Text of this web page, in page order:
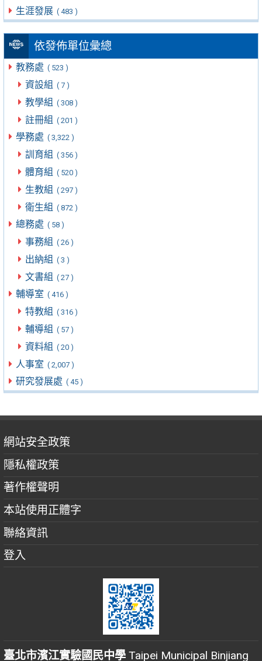
生涯發展 ( 483 )
依發佈單位彙總
教務處 ( 523 )
資設組 ( 7 )
教學組 ( 308 )
註冊組 ( 201 )
學務處 ( 3,322 )
訓育組 ( 356 )
體育組 ( 520 )
生教組 ( 297 )
衛生組 ( 872 )
總務處 ( 58 )
事務組 ( 26 )
出納組 ( 3 )
文書組 ( 27 )
輔導室 ( 416 )
特教組 ( 316 )
輔導組 ( 57 )
資料組 ( 20 )
人事室 ( 2,007 )
研究發展處 ( 45 )
網站安全政策
隱私權政策
著作權聲明
本站使用正體字
聯絡資訊
登入
臺北市濱江實驗國民中學 Taipei Municipal Binjiang